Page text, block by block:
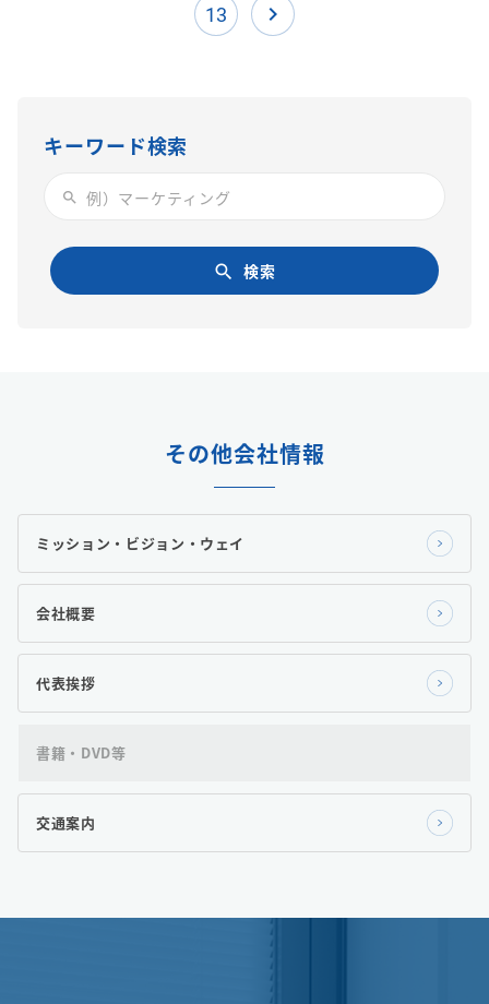
13 navigate_next
キーワード検索
search
search 検索
その他会社情報
ミッション・ビジョン・ウェイ
会社概要
代表挨拶
書籍・DVD等
交通案内